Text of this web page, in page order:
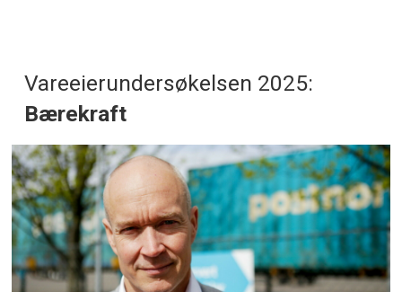
Vareeierundersøkelsen 2025:
Bærekraft